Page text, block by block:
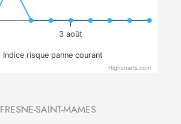
3 août
Indice risque panne courant
Highcharts.com
FRESNE-SAINT-MAMES